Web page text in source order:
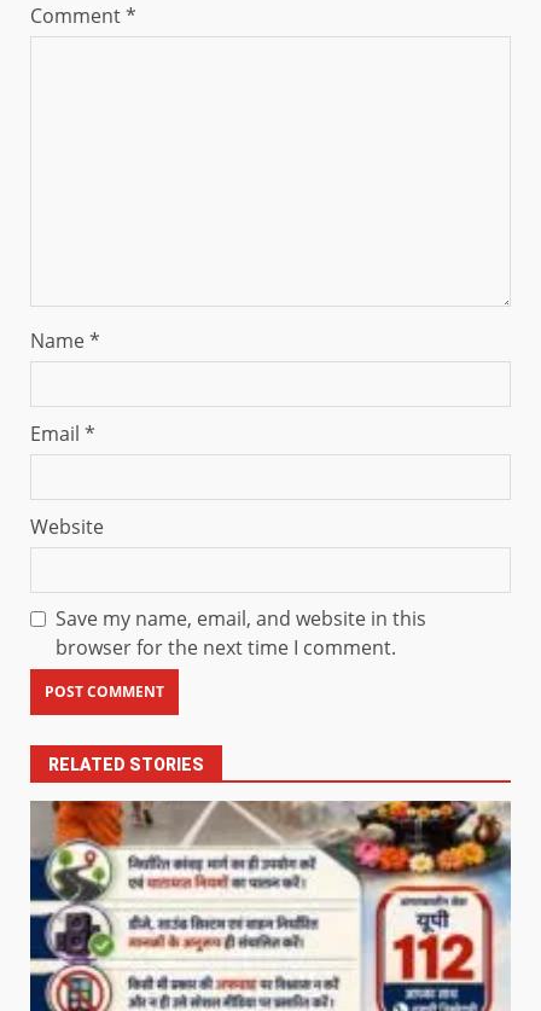
Comment*
Name*
Email *
Website
Save my name, email, and website in this
browser for the next time I comment.
RELATED STORIES